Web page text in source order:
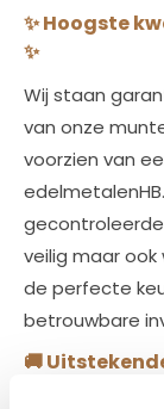
✨Hoogste
✨
Wij staan
van onze
voorzien van
veilig maar
de perfecte
betrouwbare
🚚